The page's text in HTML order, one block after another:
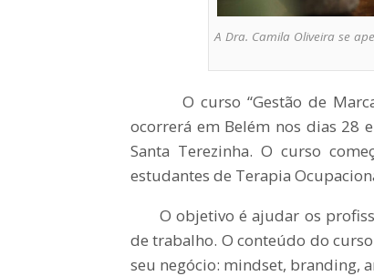
A Dra. Camila Oliveira se
O curso “Gestão de Marca
ocorrerá em Belém nos dias 28
Santa Terezinha. O curso
estudantes de Terapia
O objetivo é ajudar os
de trabalho. O conteúdo do
seu negócio: mindset, branding,